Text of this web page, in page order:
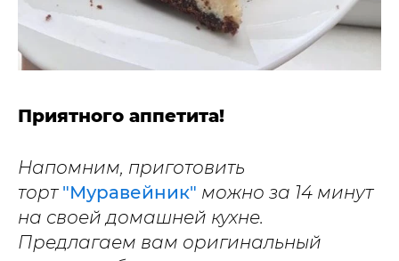
Приятного аппетита!
Напомним, приготовить
торт "Муравейник" можно за 14 минут
на своей домашней кухне.
Предлагаем вам оригинальный